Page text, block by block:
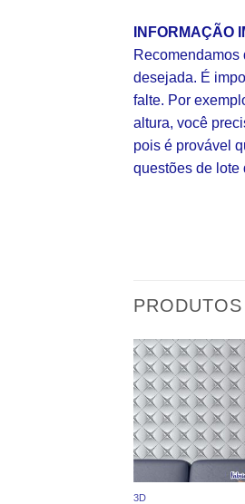
INFORMAÇÃO
Recomendamos
desejada. É
falte. Por
altura, você
pois é provável
questões de lote
3D